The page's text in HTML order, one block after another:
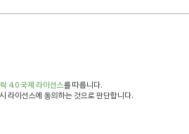
4.0 국제 라이선스를 따릅니다.
라이선스에 동의하는 것으로 판단합니다.